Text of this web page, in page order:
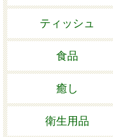
ティッシュ
食品
癒し
衛生用品